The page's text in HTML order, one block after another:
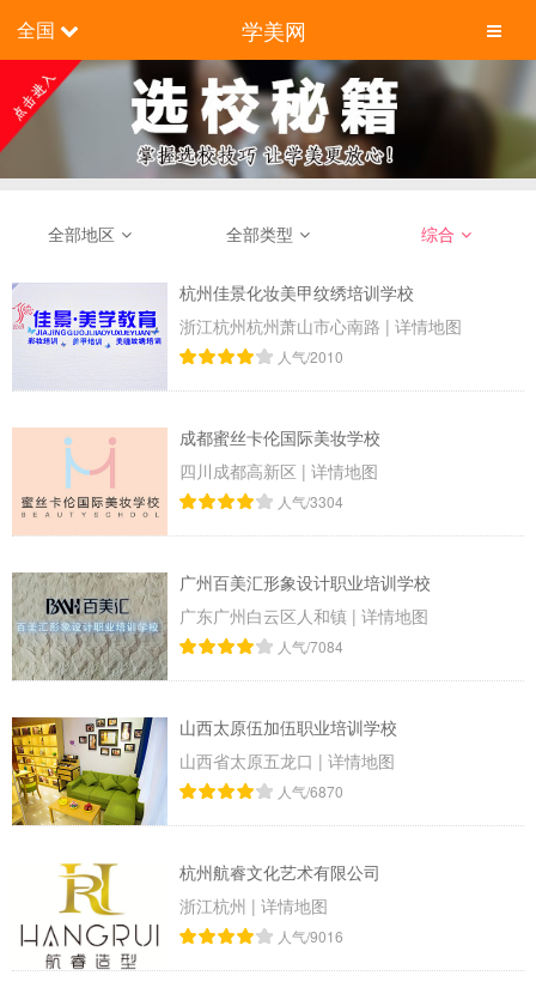
全国 学美网
全部地区 全部类型 综合
杭州佳景化妆美甲纹绣培训学校
浙江杭州杭州萧山市心南路 | 详情地图
人气/2010
成都蜜丝卡伦国际美妆学校
四川成都高新区 | 详情地图
人气/3304
广州百美汇形象设计职业培训学校
广东广州白云区人和镇 | 详情地图
人气/7084
山西太原伍加伍职业培训学校
山西省太原五龙口 | 详情地图
人气/6870
杭州航睿文化艺术有限公司
浙江杭州 | 详情地图
人气/9016